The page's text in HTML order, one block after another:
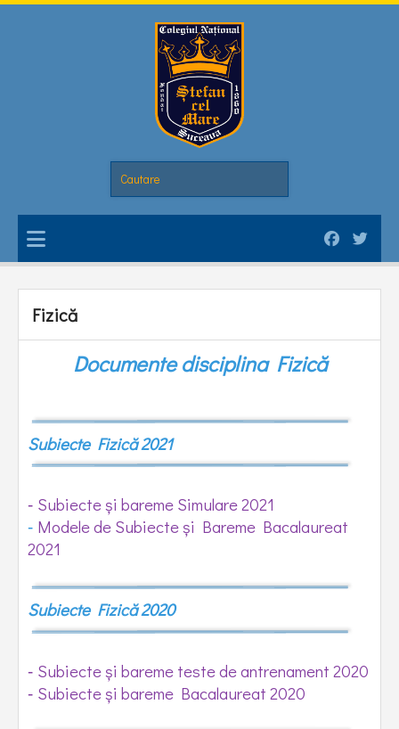
Fizică
Documente disciplina Fizică
Subiecte Fizică 2021
- Subiecte și bareme Simulare 2021
- Modele de Subiecte și Bareme Bacalaureat
2021
Subiecte Fizică 2020
- Subiecte și bareme teste de antrenament 2020
- Subiecte și bareme Bacalaureat 2020